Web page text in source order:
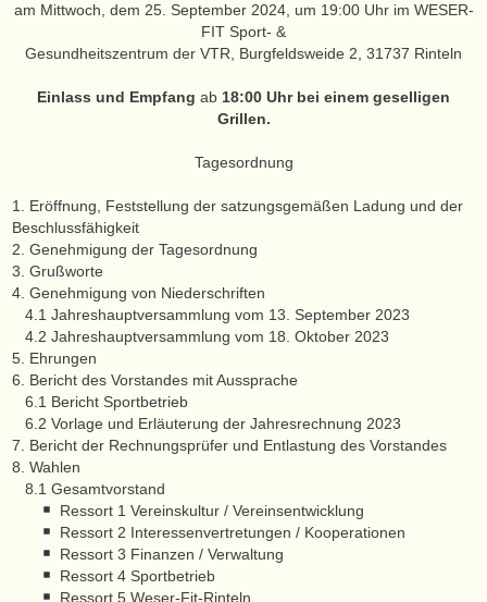
am Mittwoch, dem 25. September 2024, um 19:00 Uhr im WESER-
FIT Sport- &
Gesundheitszentrum der VTR, Burgfeldsweide 2, 31737 Rinteln
Einlass und Empfang ab 18:00 Uhr bei einem geselligen
Grillen.
Tagesordnung
1. Eröffnung, Feststellung der satzungsgemäßen Ladung und der
Beschlussfähigkeit
2. Genehmigung der Tagesordnung
3. Grußworte
4. Genehmigung von Niederschriften
4.1 Jahreshauptversammlung vom 13. September 2023
4.2 Jahreshauptversammlung vom 18. Oktober 2023
5. Ehrungen
6. Bericht des Vorstandes mit Aussprache
6.1 Bericht Sportbetrieb
6.2 Vorlage und Erläuterung der Jahresrechnung 2023
7. Bericht der Rechnungsprüfer und Entlastung des Vorstandes
8. Wahlen
8.1 Gesamtvorstand
Ressort 1 Vereinskultur / Vereinsentwicklung
Ressort 2 Interessenvertretungen / Kooperationen
Ressort 3 Finanzen / Verwaltung
Ressort 4 Sportbetrieb
Ressort 5 Weser-Fit-Rinteln